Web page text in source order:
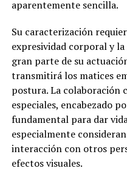
aparentemente sencilla.
Su caracterización
expresividad corporal y
gran parte de su
transmitirá los matices
postura. La colaboración
especiales, encabezado
fundamental para dar
especialmente
interacción con otros
efectos visuales.